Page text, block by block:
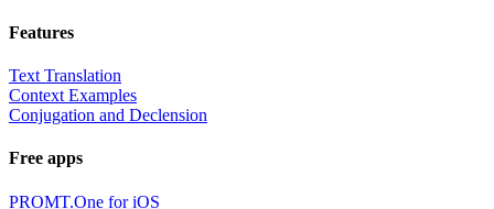
Features
Text Translation
Context Examples
Conjugation and Declension
Free apps
PROMT.One for iOS